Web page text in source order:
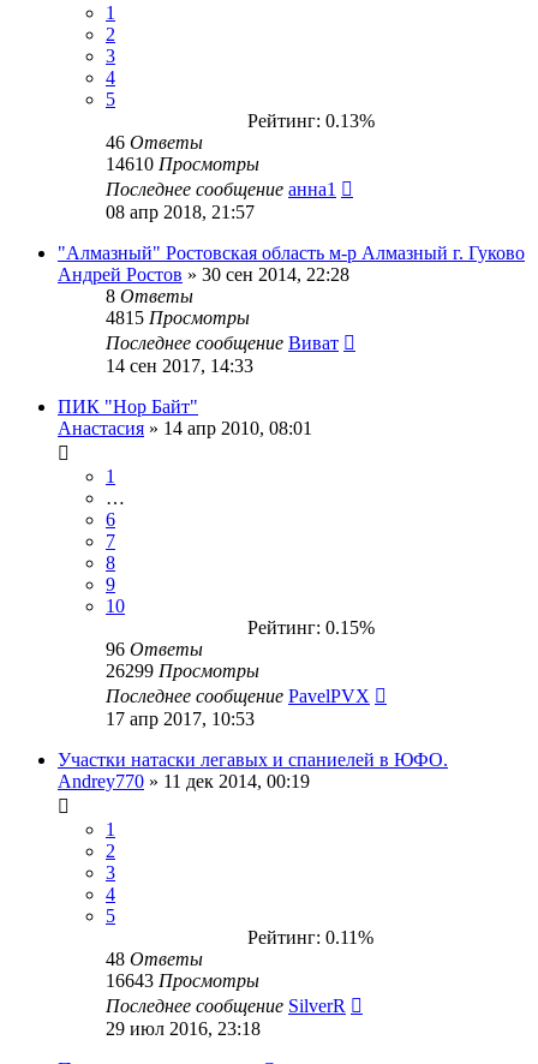
1
2
3
4
5
Рейтинг: 0.13%
46 Ответы
14610 Просмотры
Последнее сообщение анна1
08 апр 2018, 21:57
"Алмазный" Ростовская область м-р Алмазный г. Гуково
Андрей Ростов » 30 сен 2014, 22:28
8 Ответы
4815 Просмотры
Последнее сообщение Виват
14 сен 2017, 14:33
ПИК "Нор Байт"
Анастасия » 14 апр 2010, 08:01
1
…
6
7
8
9
10
Рейтинг: 0.15%
96 Ответы
26299 Просмотры
Последнее сообщение PavelPVX
17 апр 2017, 10:53
Участки натаски легавых и спаниелей в ЮФО.
Andrey770 » 11 дек 2014, 00:19
1
2
3
4
5
Рейтинг: 0.11%
48 Ответы
16643 Просмотры
Последнее сообщение SilverR
29 июл 2016, 23:18